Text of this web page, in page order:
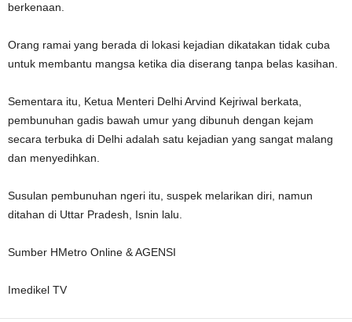
berkenaan.
Orang ramai yang berada di lokasi kejadian dikatakan tidak cuba
untuk membantu mangsa ketika dia diserang tanpa belas kasihan.
Sementara itu, Ketua Menteri Delhi Arvind Kejriwal berkata,
pembunuhan gadis bawah umur yang dibunuh dengan kejam
secara terbuka di Delhi adalah satu kejadian yang sangat malang
dan menyedihkan.
Susulan pembunuhan ngeri itu, suspek melarikan diri, namun
ditahan di Uttar Pradesh, Isnin lalu.
Sumber HMetro Online & AGENSI
Imedikel TV